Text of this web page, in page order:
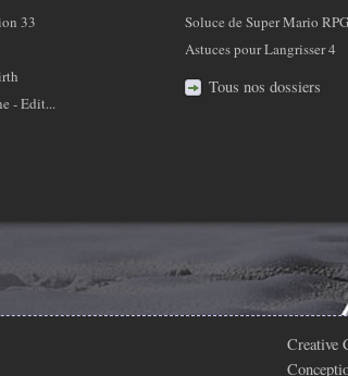
33
- Edit...
Soluce de Super Mario RPG
Astuces pour Langrisser 4
Tous nos dossiers
Creative